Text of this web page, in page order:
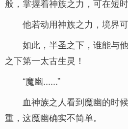
般，掌握着神族之力，可在短时
他若动用神族之力，境界
如此，半圣之下，谁能与
之下第一太古生灵！
“魔幽......”
血神族之人看到魔幽的时
重，这魔幽确实不简单。